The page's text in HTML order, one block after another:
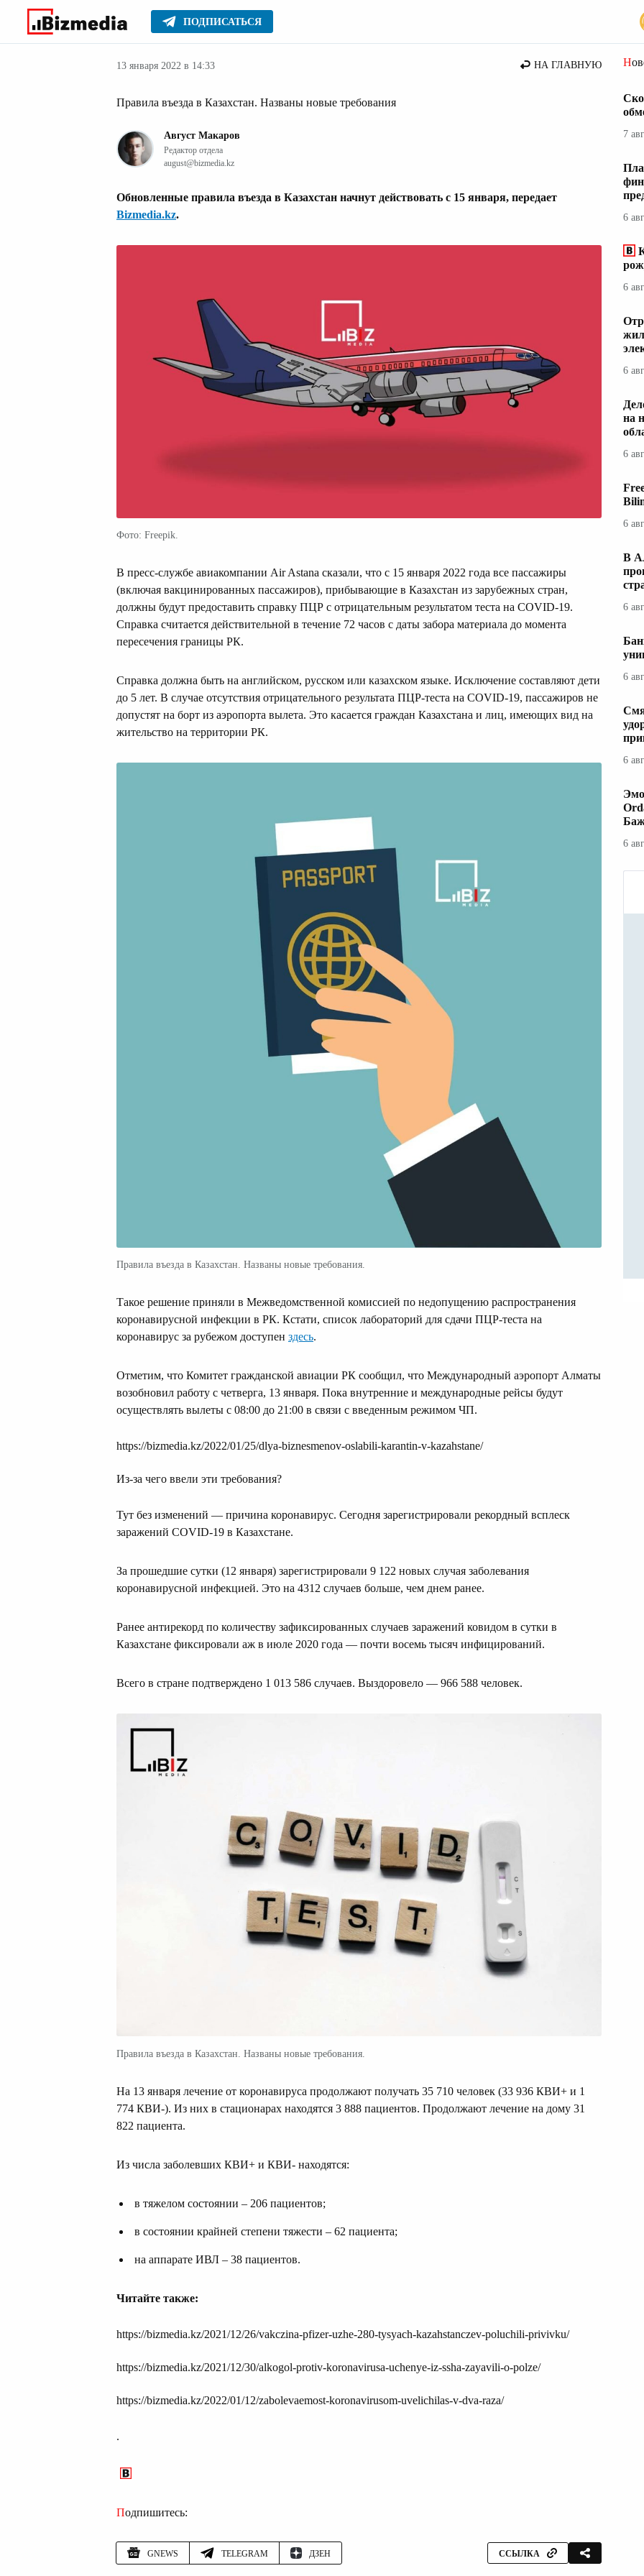
ПОДПИСАТЬСЯ
Главное Стиль жизни
13 января 2022 в 14:33 НА ГЛАВНУЮ
Правила въезда в Казахстан. Названы новые требования
Август Макаров
Редактор отдела
august@bizmedia.kz
Обновленные правила въезда в Казахстан начнут действовать с 15 января, передает
Bizmedia.kz.
Фото: Freepik.
В пресс-службе авиакомпании Air Astana сказали, что с 15 января 2022 года все пассажиры
(включая вакцинированных пассажиров), прибывающие в Казахстан из зарубежных стран,
должны будут предоставить справку ПЦР с отрицательным результатом теста на COVID-19.
Справка считается действительной в течение 72 часов с даты забора материала до момента
пересечения границы РК.
Справка должна быть на английском, русском или казахском языке. Исключение составляют дети
до 5 лет. В случае отсутствия отрицательного результата ПЦР-теста на COVID-19, пассажиров не
допустят на борт из аэропорта вылета. Это касается граждан Казахстана и лиц, имеющих вид на
жительство на территории РК.
Правила въезда в Казахстан. Названы новые требования.
Такое решение приняли в Межведомственной комиссией по недопущению распространения
коронавирусной инфекции в РК. Кстати, список лабораторий для сдачи ПЦР-теста на
коронавирус за рубежом доступен здесь.
Отметим, что Комитет гражданской авиации РК сообщил, что Международный аэропорт Алматы
возобновил работу с четверга, 13 января. Пока внутренние и международные рейсы будут
осуществлять вылеты с 08:00 до 21:00 в связи с введенным режимом ЧП.
https://bizmedia.kz/2022/01/25/dlya-biznesmenov-oslabili-karantin-v-kazahstane/
Из-за чего ввели эти требования?
Тут без изменений — причина коронавирус. Сегодня зарегистрировали рекордный всплеск
заражений COVID-19 в Казахстане.
За прошедшие сутки (12 января) зарегистрировали 9 122 новых случая заболевания
коронавирусной инфекцией. Это на 4312 случаев больше, чем днем ранее.
Ранее антирекорд по количеству зафиксированных случаев заражений ковидом в сутки в
Казахстане фиксировали аж в июле 2020 года — почти восемь тысяч инфицирований.
Всего в стране подтверждено 1 013 586 случаев. Выздоровело — 966 588 человек.
Правила въезда в Казахстан. Названы новые требования.
На 13 января лечение от коронавируса продолжают получать 35 710 человек (33 936 КВИ+ и 1
774 КВИ-). Из них в стационарах находятся 3 888 пациентов. Продолжают лечение на дому 31
822 пациентa.
Из числа заболевших КВИ+ и КВИ- находятся:
в тяжелом состоянии – 206 пациентов;
в состоянии крайней степени тяжести – 62 пациента;
на аппарате ИВЛ – 38 пациентов.
Читайте также:
https://bizmedia.kz/2021/12/26/vakczina-pfizer-uzhe-280-tysyach-kazahstanczev-poluchili-privivku/
https://bizmedia.kz/2021/12/30/alkogol-protiv-koronavirusa-uchenye-iz-ssha-zayavili-o-polze/
https://bizmedia.kz/2022/01/12/zabolevaemost-koronavirusom-uvelichilas-v-dva-raza/
.
Подпишитесь:
GNEWS TELEGRAM ДЗЕН ССЫЛКА
7
6
6
6
на
6
6
В
6
6
6
6